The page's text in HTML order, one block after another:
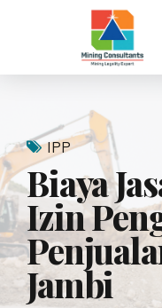
IPP
Biaya
Izin
Jambi